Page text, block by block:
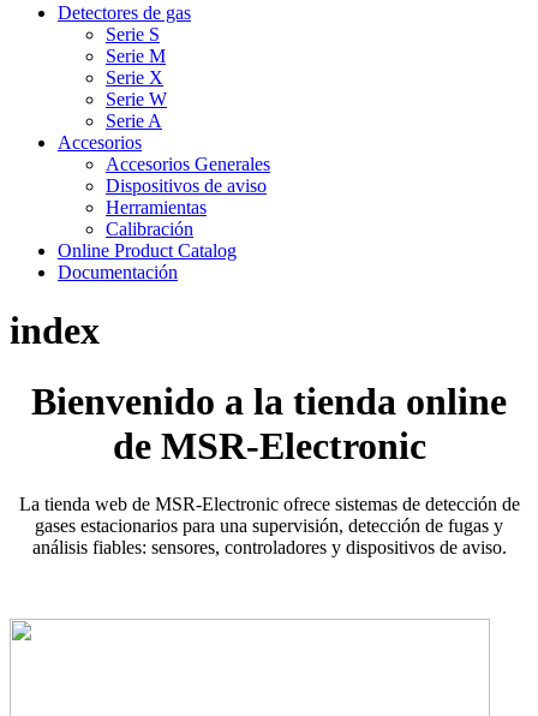
Detectores de gas
Serie S
Serie M
Serie X
Serie W
Serie A
Accesorios
Accesorios Generales
Dispositivos de aviso
Herramientas
Calibración
Online Product Catalog
Documentación
index
Bienvenido a la tienda online
de MSR-Electronic
La tienda web de MSR-Electronic ofrece sistemas de detección de
gases estacionarios para una supervisión, detección de fugas y
análisis fiables: sensores, controladores y dispositivos de aviso.